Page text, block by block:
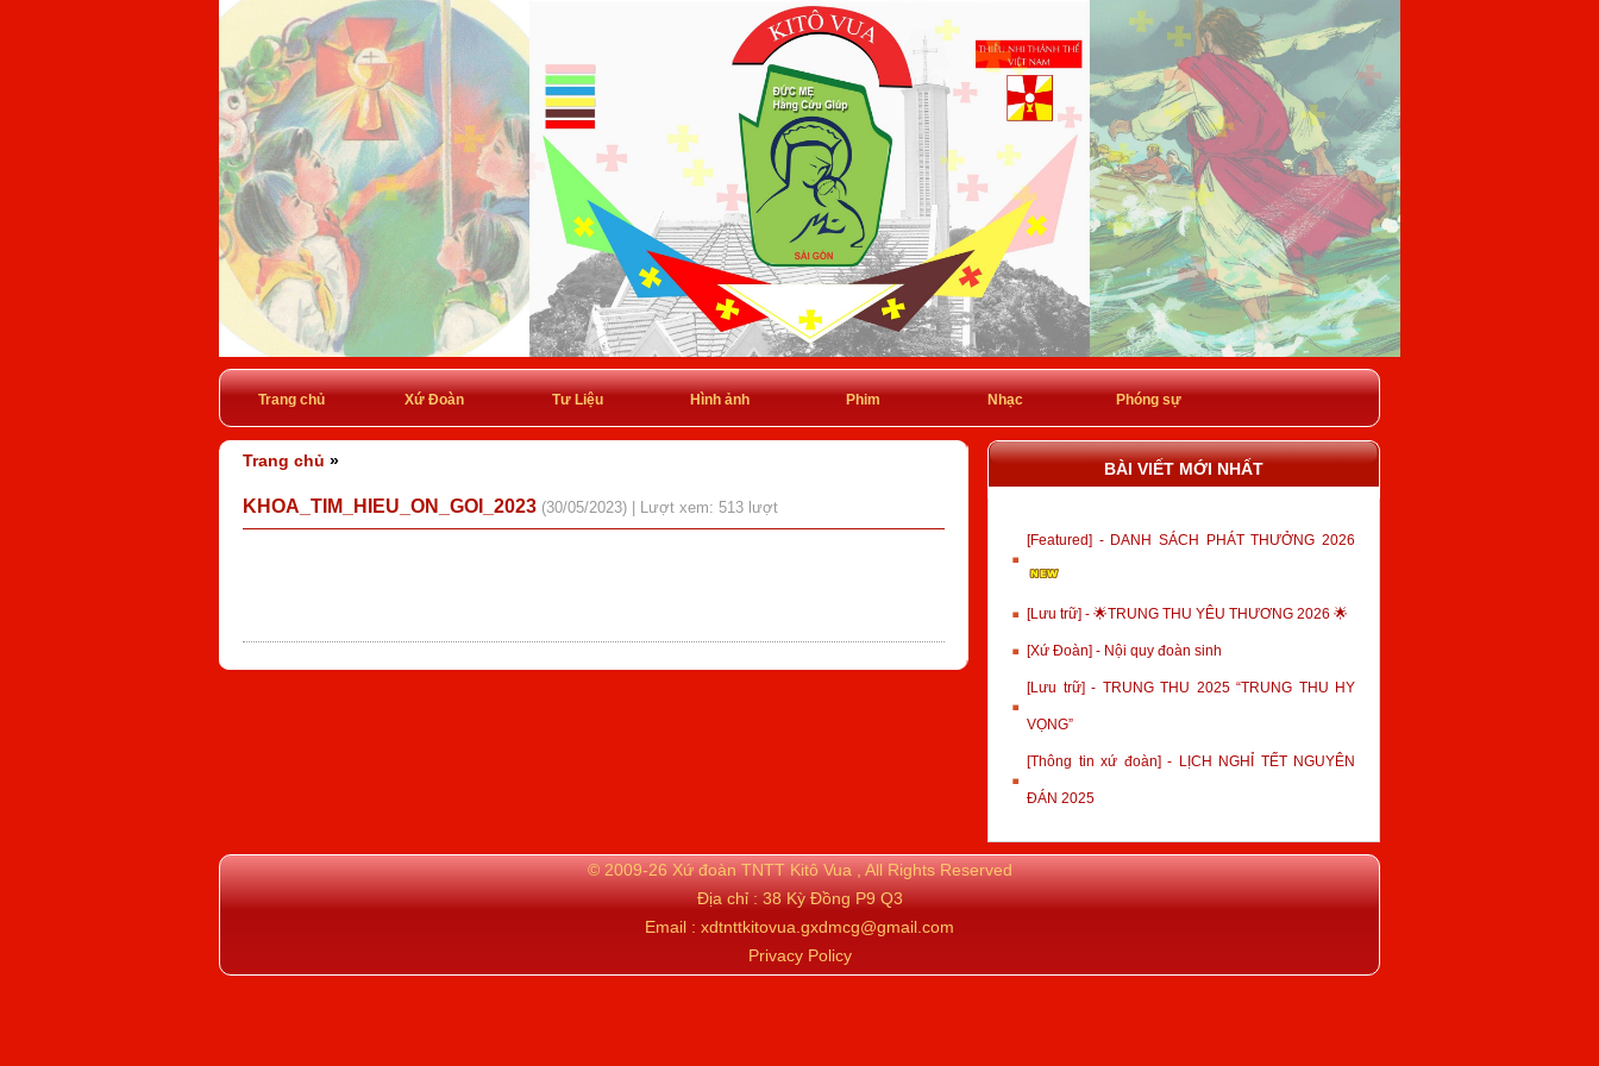
Trang chủ Xứ Đoàn Tư Liệu Hình ảnh Phim Nhạc Phóng sự
Trang chủ »
KHOA_TIM_HIEU_ON_GOI_2023 (30/05/2023) | Lượt xem: 513 lượt
BÀI VIẾT MỚI NHẤT
[Featured] - DANH SÁCH PHÁT THƯỞNG 2026
[Lưu trữ] - 🌟TRUNG THU YÊU THƯƠNG 2026 🌟
[Xứ Đoàn] - Nội quy đoàn sinh
[Lưu trữ] - TRUNG THU 2025 “TRUNG THU HY
VỌNG”
[Thông tin xứ đoàn] - LỊCH NGHỈ TẾT NGUYÊN
ĐÁN 2025
© 2009-26 Xứ đoàn TNTT Kitô Vua , All Rights Reserved
Địa chỉ : 38 Kỳ Đồng P9 Q3
Email : xdtnttkitovua.gxdmcg@gmail.com
Privacy Policy